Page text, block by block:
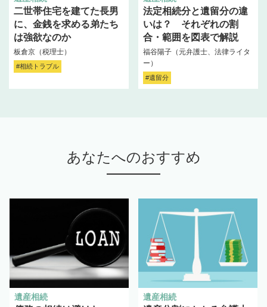
二世帯住宅を建てた長男
に、金銭を求める弟たち
は強欲なのか
板倉京（税理士）
#相続トラブル
法定相続分と遺留分の違
いは？ それぞれの割
合・範囲を図表で解説
福谷陽子（元弁護士、法律ライタ
ー）
#遺留分
あなたへのおすすめ
遺産相続 遺産相続